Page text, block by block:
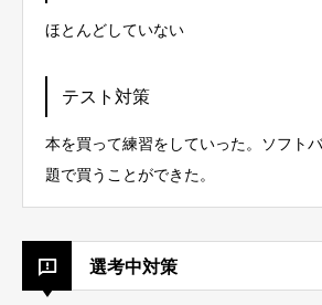
ほとんどしていない
テスト対策
本を買って練習をしていった。ソフト
題で買うことができた。
選考中対策